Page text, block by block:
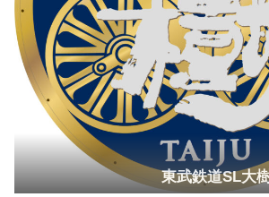
東武鉄道SL大